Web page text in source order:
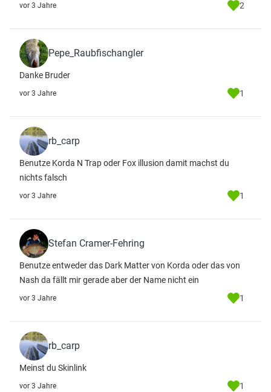
vor 3 Jahre 2
Pepe_Raubfischangler
Danke Bruder
vor 3 Jahre 1
rb_carp
Benutze Korda N Trap oder Fox illusion damit machst du
nichts falsch
vor 3 Jahre 1
Stefan Cramer-Fehring
Benutze entweder das Dark Matter von Korda oder das von
Nash da fällt mir gerade aber der Name nicht ein
vor 3 Jahre 1
rb_carp
Meinst du Skinlink
vor 3 Jahre 1